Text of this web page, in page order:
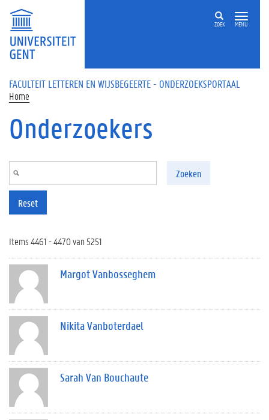
Overslaan en naar de inhoud gaan
ZOEK MENU
FACULTEIT LETTEREN EN WIJSBEGEERTE - ONDERZOEKSPORTAAL
Home
Onderzoekers
Zoeken
Reset
Items 4461 - 4470 van 5251
Margot Vanbosseghem
Nikita Vanboterdael
Sarah Van Bouchaute